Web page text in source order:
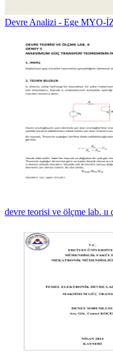
Devre Analizi - Ege MYO-
devre teorisi ve ölçme lab.